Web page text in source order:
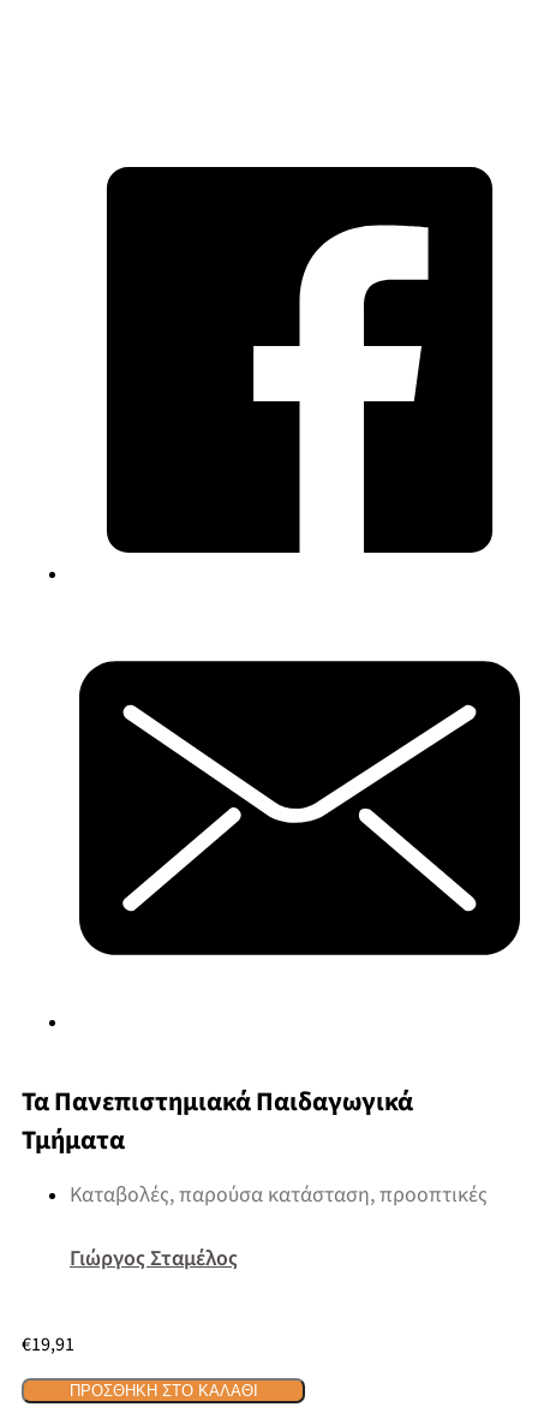
Τα Πανεπιστημιακά Παιδαγωγικά
Τμήματα
Καταβολές, παρούσα κατάσταση, προοπτικές
Γιώργος Σταμέλος
€19,91
ΠΡΟΣΘΉΚΗ ΣΤΟ ΚΑΛΆΘΙ